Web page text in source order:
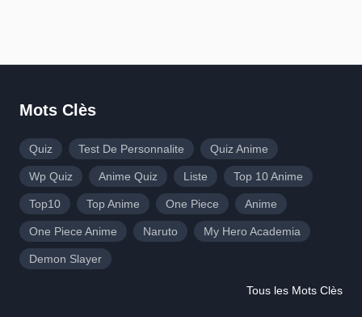
Mots Clès
Quiz Test De Personnalite Quiz Anime
Wp Quiz Anime Quiz Liste Top 10 Anime
Top10 Top Anime One Piece Anime
One Piece Anime Naruto My Hero Academia
Demon Slayer
Tous les Mots Clès